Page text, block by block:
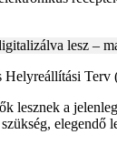
lesz –
lesznek a
elegendő